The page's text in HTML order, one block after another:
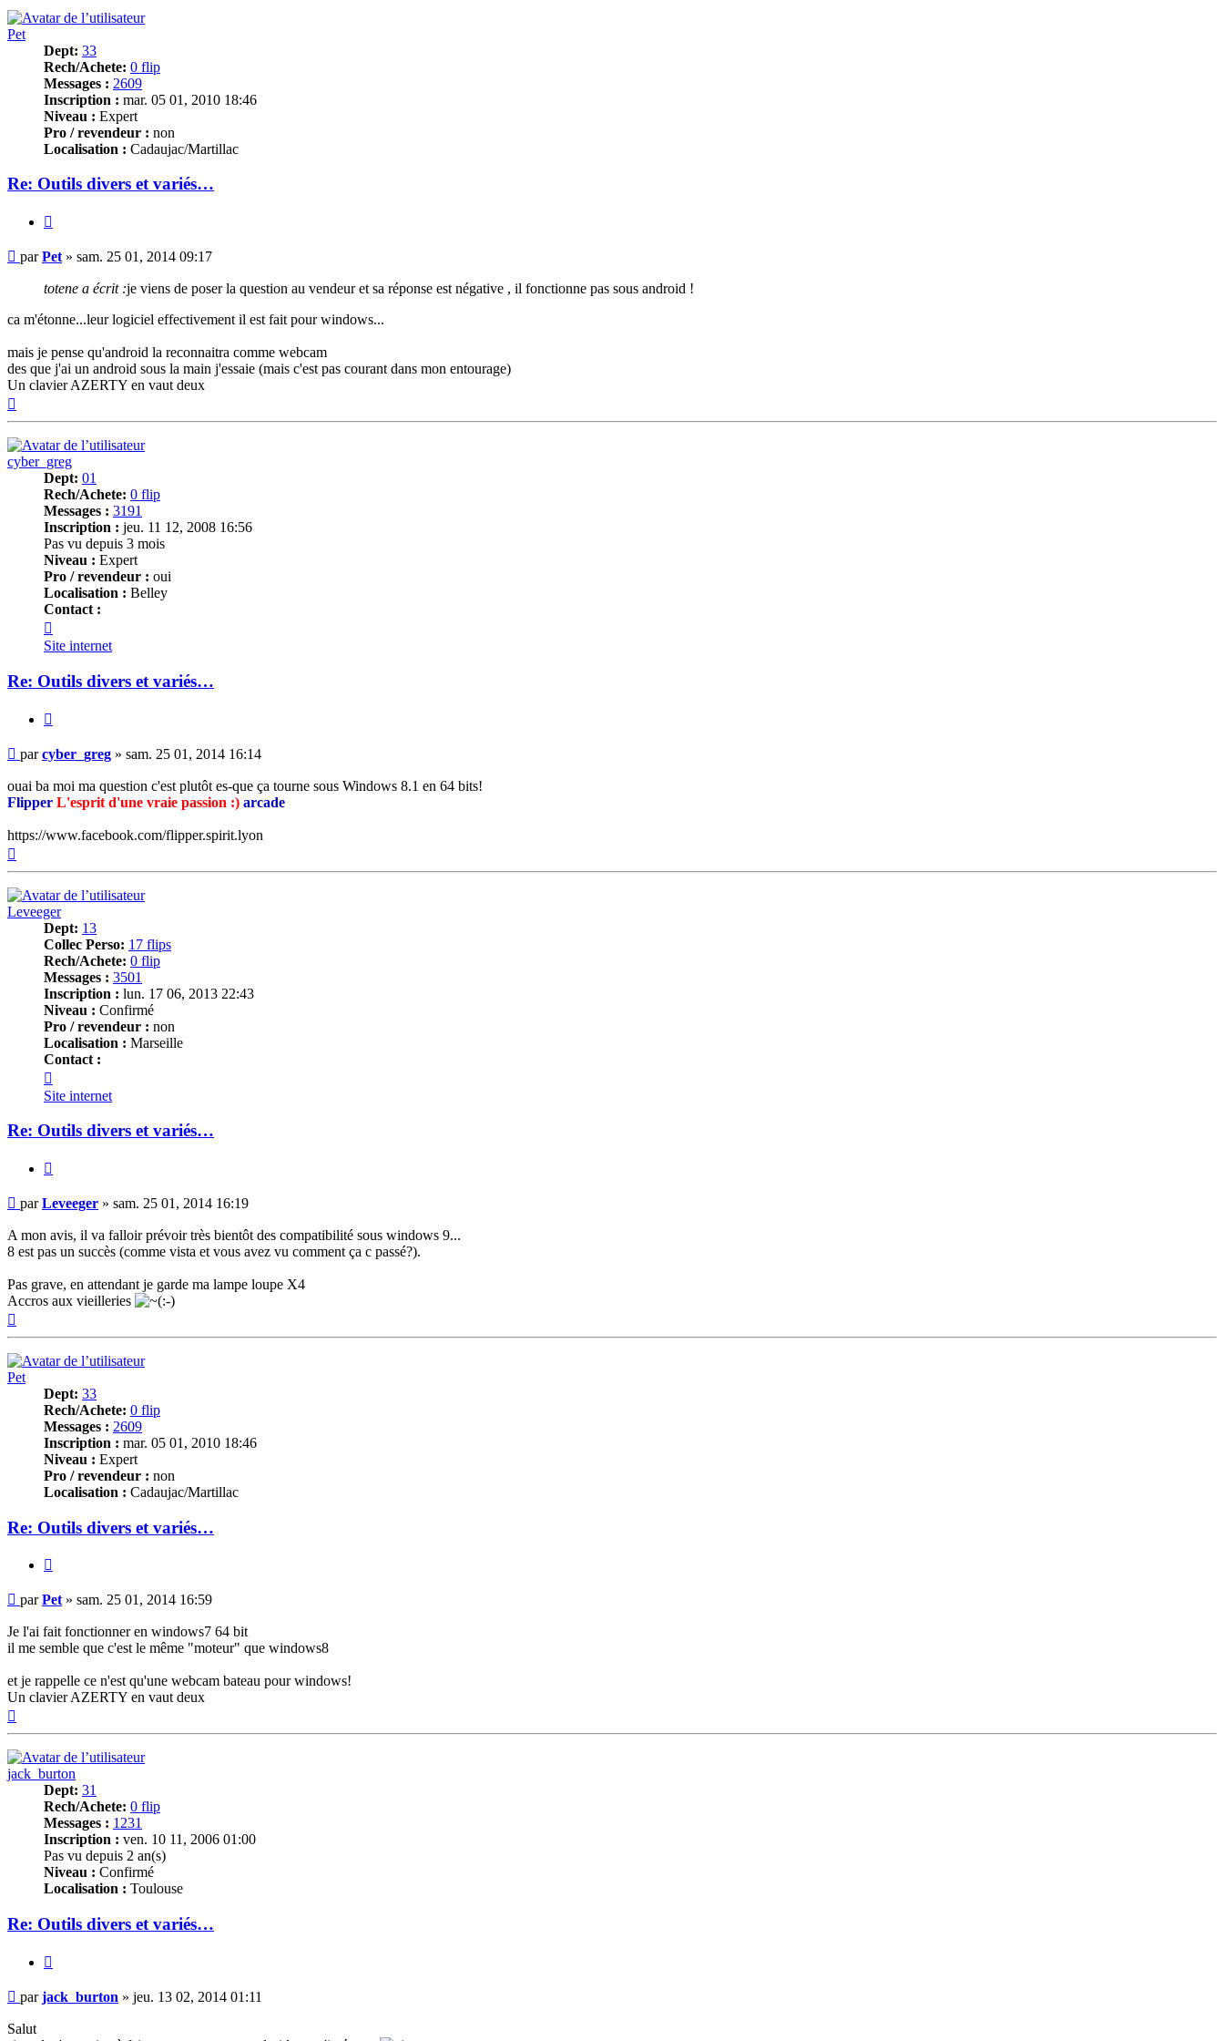
Pet
Dept: 33
Rech/Achete: 0 flip
Messages : 2609
Inscription : mar. 05 01, 2010 18:46
Niveau : Expert
Pro / revendeur : non
Localisation : Cadaujac/Martillac
Re: Outils divers et variés…
Message
parPet » sam. 25 01, 2014 09:17
totene a écrit :je viens de poser la question au vendeur et sa réponse est négative , il fonctionne pas sous android !
ca m'étonne...leur logiciel effectivement il est fait pour windows...
mais je pense qu'android la reconnaitra comme webcam
des que j'ai un android sous la main j'essaie (mais c'est pas courant dans mon entourage)
Un clavier AZERTY en vaut deux
cyber_greg
Dept: 01
Rech/Achete: 0 flip
Messages : 3191
Inscription : jeu. 11 12, 2008 16:56
Pas vu depuis 3 mois
Niveau : Expert
Pro / revendeur : oui
Localisation : Belley
Contact :
cyber_greg
Site internet
Re: Outils divers et variés…
Message
parcyber_greg » sam. 25 01, 2014 16:14
ouai ba moi ma question c'est plutôt es-que ça tourne sous Windows 8.1 en 64 bits!
Flipper L'esprit d'une vraie passion :) arcade
https://www.facebook.com/flipper.spirit.lyon
Leveeger
Dept: 13
Collec Perso: 17 flips
Rech/Achete: 0 flip
Messages : 3501
Inscription : lun. 17 06, 2013 22:43
Niveau : Confirmé
Pro / revendeur : non
Localisation : Marseille
Contact :
Leveeger
Site internet
Re: Outils divers et variés…
Message
parLeveeger » sam. 25 01, 2014 16:19
A mon avis, il va falloir prévoir très bientôt des compatibilité sous windows 9...
8 est pas un succès (comme vista et vous avez vu comment ça c passé?).
Pas grave, en attendant je garde ma lampe loupe X4
Accros aux vieilleries
Pet
Dept: 33
Rech/Achete: 0 flip
Messages : 2609
Inscription : mar. 05 01, 2010 18:46
Niveau : Expert
Pro / revendeur : non
Localisation : Cadaujac/Martillac
Re: Outils divers et variés…
Message
parPet» sam. 25 01, 2014 16:59
Je l'ai fait fonctionner en windows7 64 bit
il me semble que c'est le même "moteur" que windows8
et je rappelle ce n'est qu'une webcam bateau pour windows!
Un clavier AZERTY en vaut deux
jack_burton
Dept: 31
Rech/Achete: 0 flip
Messages : 1231
Inscription : ven. 10 11, 2006 01:00
Pas vu depuis 2 an(s)
Niveau : Confirmé
Localisation : Toulouse
Re: Outils divers et variés…
Message
parjack_burton » jeu. 13 02, 2014 01:11
Salut